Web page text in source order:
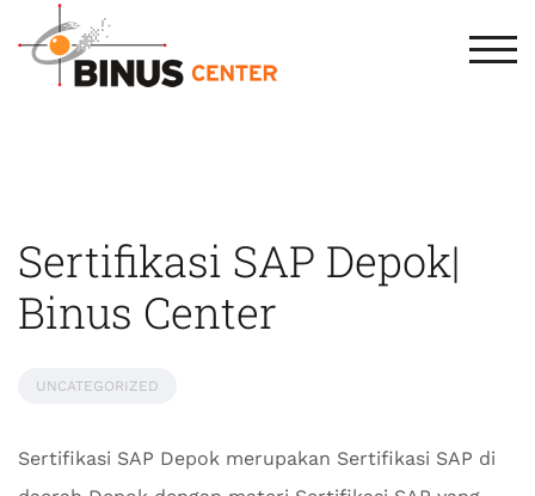
Sertifikasi SAP Depok|
Binus Center
UNCATEGORIZED
Sertifikasi SAP Depok merupakan Sertifikasi SAP di